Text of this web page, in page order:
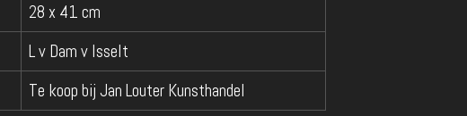
28 x 41 cm
L v Dam v Isselt
Te koop bij Jan Louter Kunsthandel